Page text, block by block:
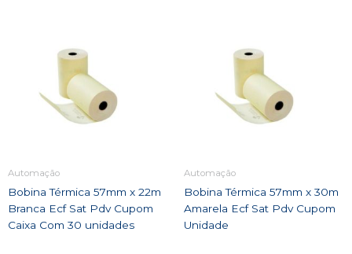
Automação
Bobina Térmica 57mm x 22m
Branca Ecf Sat Pdv Cupom
Caixa Com 30 unidades
Automação
Bobina Térmica 57mm x 30m
Amarela Ecf Sat Pdv Cupom
Unidade